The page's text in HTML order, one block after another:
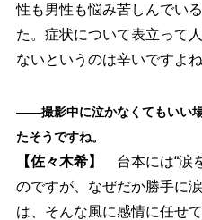
性も男性も悩み苦しんでい
た。症状について表立って
ないというのは辛いですよね
――撮影中に泣かなくてもいい
たそうですね。
【佐々木希】
台本には“涙
のですが、なぜだか勝手に
は、そんな風に感情に任せ